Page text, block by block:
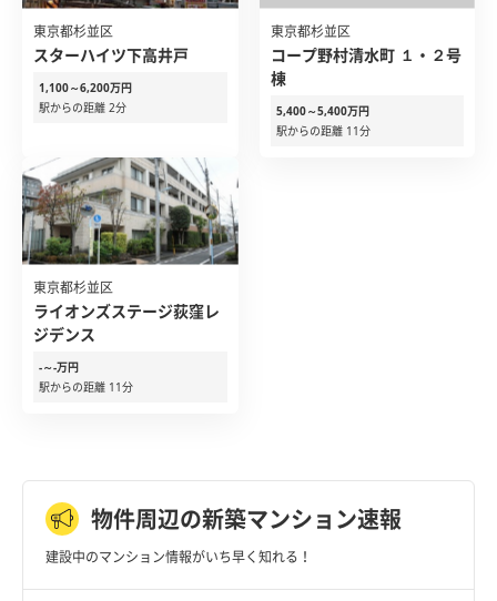
東京都杉並区
スターハイツ下高井戸
1,100～6,200万円
駅からの距離 2分
東京都杉並区
コープ野村清水町 １・２号
棟
5,400～5,400万円
駅からの距離 11分
東京都杉並区
ライオンズステージ荻窪レ
ジデンス
-～-万円
駅からの距離 11分
物件周辺の新築マンション速報
建設中のマンション情報がいち早く知れる！